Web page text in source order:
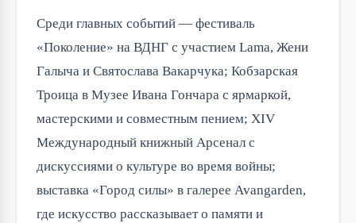
Среди главных событий — фестиваль
«Поколение» на ВДНГ с участием Lama, Жени
Галыча и Святослава Вакарчука; Кобзарская
Троица в Музее Ивана Гончара с ярмаркой,
мастерскими и совместным пением; XIV
Международный книжный Арсенал с
дискуссиями о культуре во время войны;
выставка «Город силы» в галерее Avangarden,
где искусство рассказывает о памяти и